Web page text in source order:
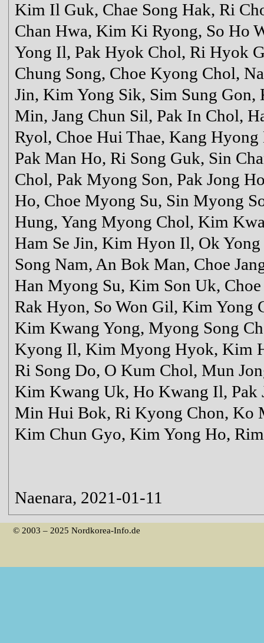
Kim Il Guk, Chae Song Hak, Ri
Chan Hwa, Kim Ki Ryong, So Ho
Yong Il, Pak Hyok Chol, Ri Hyok
Chung Song, Choe Kyong Chol,
Jin, Kim Yong Sik, Sim Sung
Min, Jang Chun Sil, Pak In Chol,
Ryol, Choe Hui Thae, Kang
Pak Man Ho, Ri Song Guk, Sin
Chol, Pak Myong Son, Pak Jong
Ho, Choe Myong Su, Sin Myong
Hung, Yang Myong Chol, Kim
Ham Se Jin, Kim Hyon Il, Ok
Song Nam, An Bok Man, Choe
Han Myong Su, Kim Son Uk,
Rak Hyon, So Won Gil, Kim Yong
Kim Kwang Yong, Myong Song
Kyong Il, Kim Myong Hyok, Kim
Ri Song Do, O Kum Chol, Mun
Kim Kwang Uk, Ho Kwang Il,
Min Hui Bok, Ri Kyong Chon, Ko
Kim Chun Gyo, Kim Yong Ho,
Naenara, 2021-01-11
© 2003 – 2025 Nordkorea-Info.de